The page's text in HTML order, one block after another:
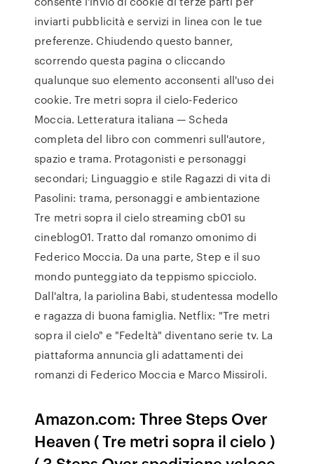
inviarti pubblicità e servizi in linea con le tue
preferenze. Chiudendo questo banner,
scorrendo questa pagina o cliccando
qualunque suo elemento acconsenti all'uso dei
cookie. Tre metri sopra il cielo-Federico
Moccia. Letteratura italiana — Scheda
completa del libro con commenri sull'autore,
spazio e trama. Protagonisti e personaggi
secondari; Linguaggio e stile Ragazzi di vita di
Pasolini: trama, personaggi e ambientazione
Tre metri sopra il cielo streaming cb01 su
cineblog01. Tratto dal romanzo omonimo di
Federico Moccia. Da una parte, Step e il suo
mondo punteggiato da teppismo spicciolo.
Dall'altra, la pariolina Babi, studentessa modello
e ragazza di buona famiglia. Netflix: "Tre metri
sopra il cielo" e "Fedeltà" diventano serie tv. La
piattaforma annuncia gli adattamenti dei
romanzi di Federico Moccia e Marco Missiroli.
Amazon.com: Three Steps Over
Heaven ( Tre metri sopra il cielo )